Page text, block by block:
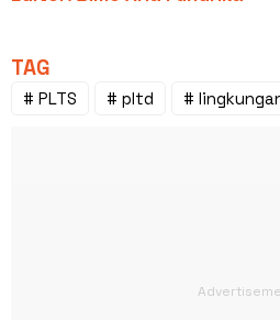
TAG
# PLTS # pltd #